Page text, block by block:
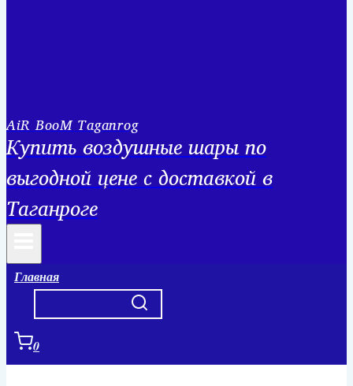
AiR BooM Taganrog
Купить воздушные шары по
выгодной цене с доставкой в
Таганроге
Главная
0